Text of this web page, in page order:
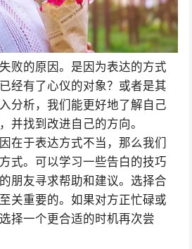
败的原因。是因为表达的方式
经有了心仪的对象？或者是其
分析，我们能更好地了解自己
并找到改进自己的方向。
在于表达方式不当，那么我们
式。可以学习一些告白的技巧
朋友寻求帮助和建议。选择合
关重要的。如果对方正忙碌或
择一个更合适的时机再次尝